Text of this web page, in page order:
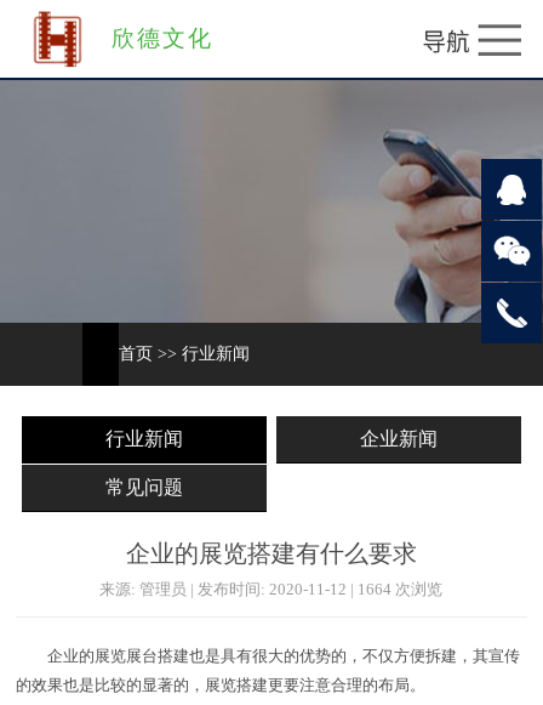
欣德文化
首页 >> 行业新闻
行业新闻 企业新闻
常见问题
企业的展览搭建有什么要求
来源: 管理员 | 发布时间: 2020-11-12 | 1664 次浏览
企业的展览展台搭建也是具有很大的优势的，不仅方便拆建，其宣传
的效果也是比较的显著的，展览搭建更要注意合理的布局。